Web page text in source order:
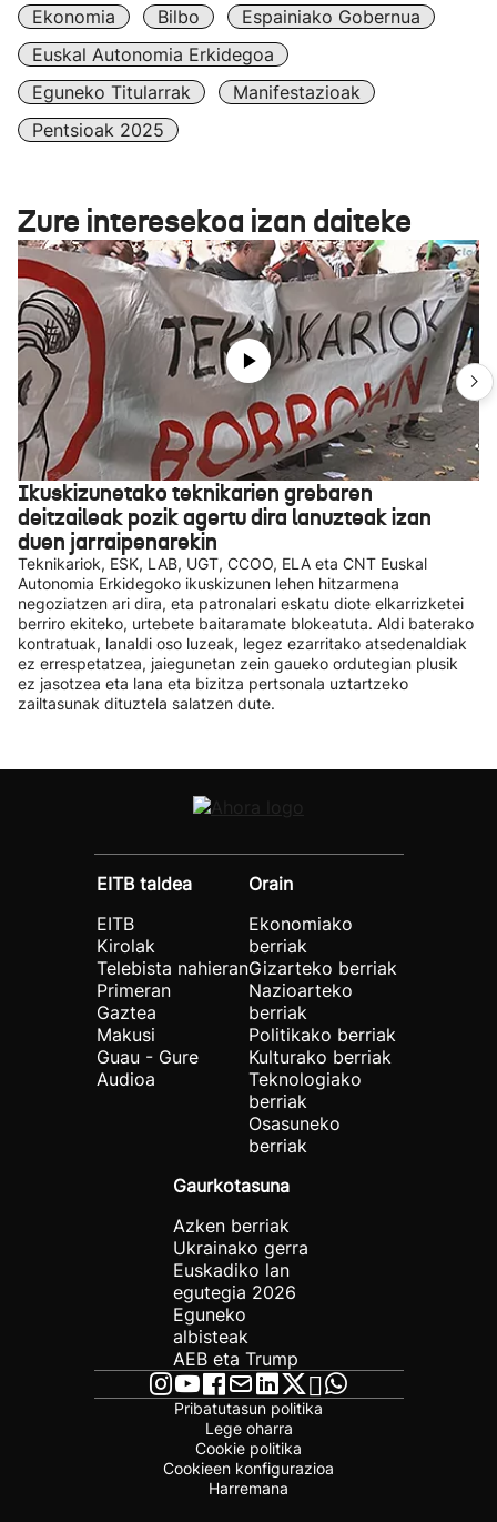
Ekonomia Bilbo
Espainiako Gobernua
Euskal Autonomia Erkidegoa
Eguneko Titularrak
Manifestazioak
Pentsioak 2025
Zure interesekoa izan daiteke
Ikuskizunetako teknikarien grebaren
deitzaileak pozik agertu dira lanuzteak izan
duen jarraipenarekin
Teknikariok, ESK, LAB, UGT, CCOO, ELA eta CNT Euskal
Autonomia Erkidegoko ikuskizunen lehen hitzarmena
negoziatzen ari dira, eta patronalari eskatu diote elkarrizketei
berriro ekiteko, urtebete baitaramate blokeatuta. Aldi baterako
kontratuak, lanaldi oso luzeak, legez ezarritako atsedenaldiak
ez errespetatzea, jaiegunetan zein gaueko ordutegian plusik
ez jasotzea eta lana eta bizitza pertsonala uztartzeko
zailtasunak dituztela salatzen dute.
EITB taldea
EITB
Kirolak
Telebista nahieran
Primeran
Gaztea
Makusi
Guau - Gure
Audioa
Orain
Ekonomiako
berriak
Gizarteko berriak
Nazioarteko
berriak
Politikako berriak
Kulturako berriak
Teknologiako
berriak
Osasuneko
berriak
Gaurkotasuna
Azken berriak
Ukrainako gerra
Euskadiko lan
egutegia 2026
Eguneko
albisteak
AEB eta Trump
Pribatutasun politika
Lege oharra
Cookie politika
Cookieen konfigurazioa
Harremana